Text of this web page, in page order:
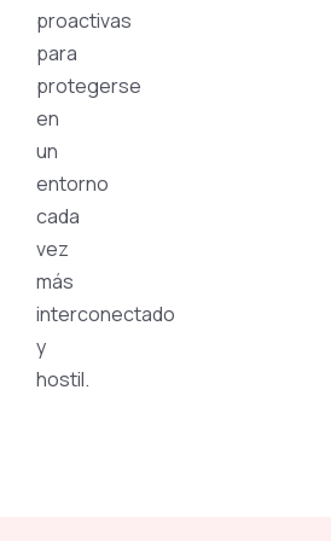
proactivas
para
protegerse
en
un
entorno
cada
vez
más
interconectado
y
hostil.